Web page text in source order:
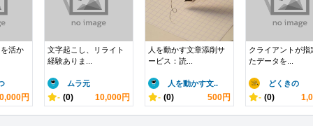
活か
円
文字起こし、リライト
経験ありま...
ムラ元
- (0) 10,000円
人を動かす文章添削サ
ービス：読...
人を動かす文..
- (0) 500円
クライアントが指
たデータを...
どくきの
- (0)